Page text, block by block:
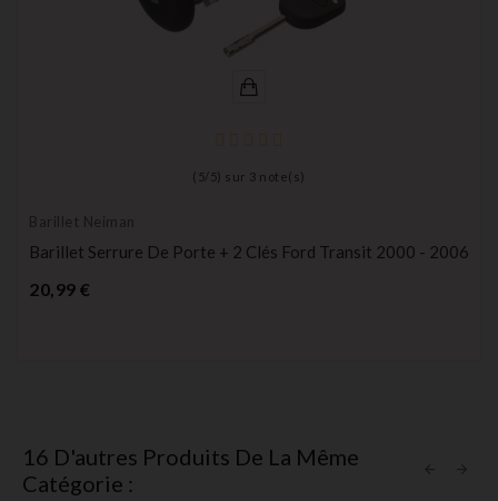
( 5/ 5) sur 3 note(s)
Barillet Neiman
Barillet Serrure De Porte + 2 Clés Ford Transit 2000 - 2006
20,99 €
16 D'autres Produits De La Même
Catégorie :